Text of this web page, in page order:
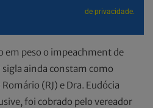
de privacidade.
em peso o impeachment de
sigla ainda constam como
(RJ) e Dra. Eudócia
foi cobrado pelo vereador